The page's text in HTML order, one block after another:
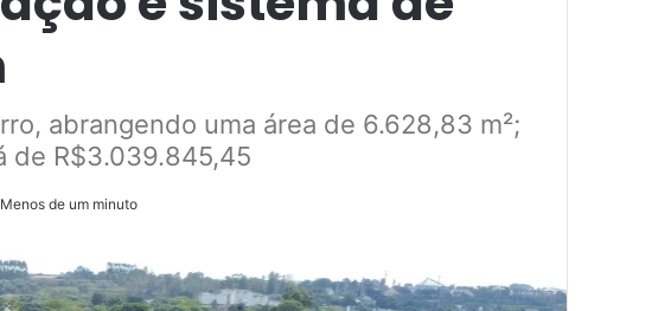
abrangendo uma área de 6.628,83 m²;
de R$3.039.845,45
Menos de um minuto